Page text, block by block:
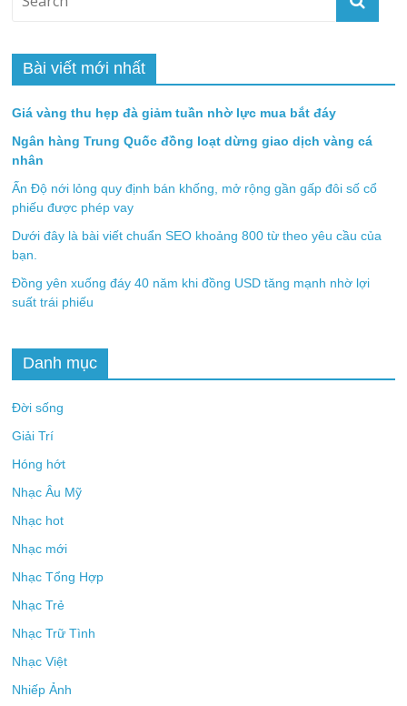
Bài viết mới nhất
Giá vàng thu hẹp đà giảm tuần nhờ lực mua bắt đáy
Ngân hàng Trung Quốc đồng loạt dừng giao dịch vàng cá
nhân
Ấn Độ nới lỏng quy định bán khống, mở rộng gần gấp đôi số cổ
phiếu được phép vay
Dưới đây là bài viết chuẩn SEO khoảng 800 từ theo yêu cầu của
bạn.
Đồng yên xuống đáy 40 năm khi đồng USD tăng mạnh nhờ lợi
suất trái phiếu
Danh mục
Đời sống
Giải Trí
Hóng hớt
Nhạc Âu Mỹ
Nhạc hot
Nhạc mới
Nhạc Tổng Hợp
Nhạc Trẻ
Nhạc Trữ Tình
Nhạc Việt
Nhiếp Ảnh